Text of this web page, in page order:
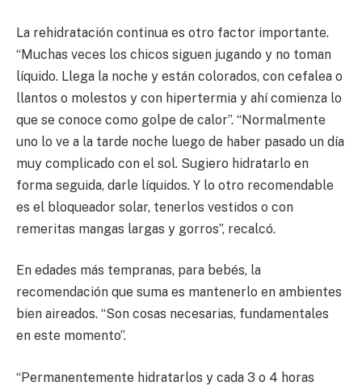
La rehidratación continua es otro factor importante.
“Muchas veces los chicos siguen jugando y no toman
líquido. Llega la noche y están colorados, con cefalea o
llantos o molestos y con hipertermia y ahí comienza lo
que se conoce como golpe de calor”. “Normalmente
uno lo ve a la tarde noche luego de haber pasado un día
muy complicado con el sol. Sugiero hidratarlo en
forma seguida, darle líquidos. Y lo otro recomendable
es el bloqueador solar, tenerlos vestidos o con
remeritas mangas largas y gorros”, recalcó.
En edades más tempranas, para bebés, la
recomendación que suma es mantenerlo en ambientes
bien aireados. “Son cosas necesarias, fundamentales
en este momento”.
“Permanentemente hidratarlos y cada 3 o 4 horas